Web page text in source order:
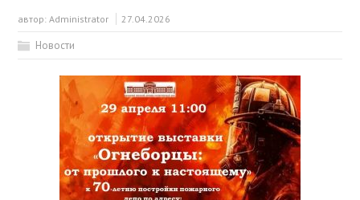
автор:Administrator 27.04.2026
Новости